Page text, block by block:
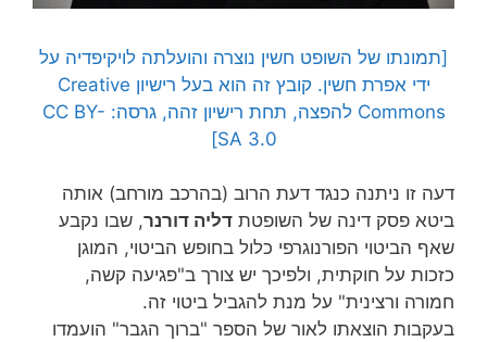
[תמונתו של השופט חשין נוצרה והועלתה לויקיפדיה על
ידי אפרת חשין. קובץ זה הוא בעל רישיון Creative
Commons להפצה, תחת רישיון זהה, גרסה: CC BY-
SA 3.0]
דעה זו ניתנה כנגד דעת הרוב (בהרכב מורחב) אותה
ביטא פסק דינה של השופטת דליה דורנר, שבו נקבע
שאף הביטוי הפורנוגרפי כלול בחופש הביטוי, המוגן
כזכות על חוקתית, ולפיכך יש צורך ב"פגיעה קשה,
חמורה ורצינית" על מנת להגביל ביטוי זה.
בעקבות הוצאתו לאור של הספר "ברוך הגבר" הועמדו